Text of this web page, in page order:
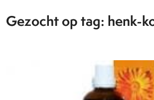
Gezocht op tag: henk-